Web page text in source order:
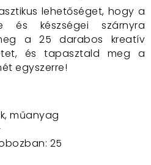
lehetőséget, hogy a
és készségei szárnyra
a 25 darabos kreatív
és tapasztald meg a
egyszerre!
műanyag
25